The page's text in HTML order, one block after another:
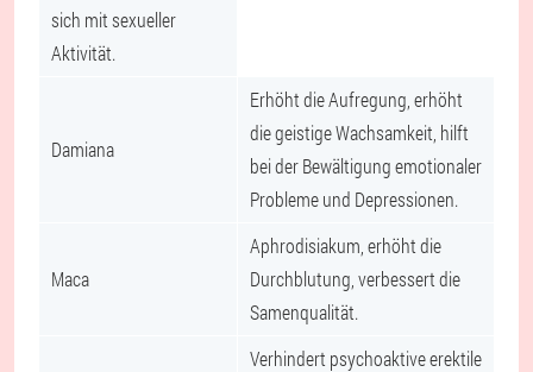
sich mit sexueller
Aktivität.
Damiana
Erhöht die Aufregung, erhöht
die geistige Wachsamkeit, hilft
bei der Bewältigung emotionaler
Probleme und Depressionen.
Maca
Aphrodisiakum, erhöht die
Durchblutung, verbessert die
Samenqualität.
Verhindert psychoaktive erektile